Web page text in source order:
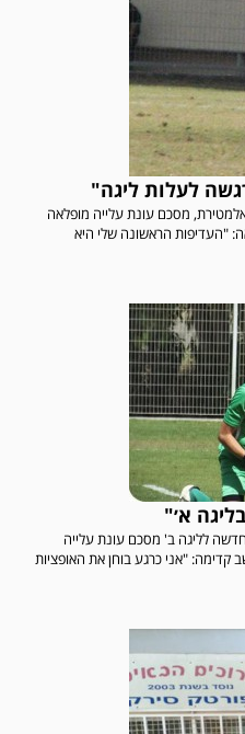
לעלות ליגה"
מסכם עונת עלייה מופלאה
"העדיפות הראשונה שלי היא
א׳"
לליגה ב' מסכם עונת עלייה
"אני כרגע בוחן את האופציות